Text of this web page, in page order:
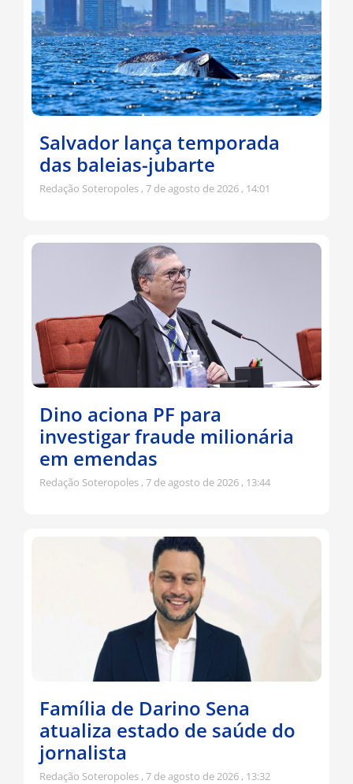
Salvador lança temporada
das baleias-jubarte
Redação Soteropoles 7 de agosto de 2026 14:01
Dino aciona PF para
investigar fraude milionária
em emendas
Redação Soteropoles 7 de agosto de 2026 13:44
Família de Darino Sena
atualiza estado de saúde do
jornalista
Redação Soteropoles 7 de agosto de 2026 13:32